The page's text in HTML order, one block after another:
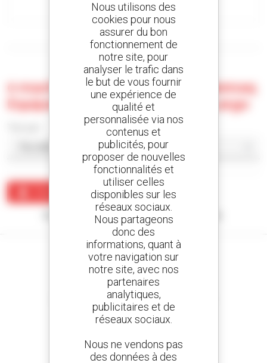
Contacter la concession
Afficher les filtres de recherche
0 machine d'occasion chez Vianmaq
Equipamentos Ltda - Campo Largo
Créer une alerte
Aucun résultat ne correspond à votre recherche.
Créez vos alertes
et recevez des annonces de matériels d'occasion
800 concessionnaires
Nous utilisons des
cookies pour nous
assurer du bon
fonctionnement de
notre site, pour
analyser le trafic dans
le but de vous fournir
une expérience de
qualité et
personnalisée via nos
contenus et
publicités, pour
proposer de nouvelles
fonctionnalités et
utiliser celles
disponibles sur les
réseaux sociaux.
Nous partageons
donc des
informations, quant à
votre navigation sur
notre site, avec nos
partenaires
analytiques,
publicitaires et de
réseaux sociaux.
Nous ne vendons pas
des données à des